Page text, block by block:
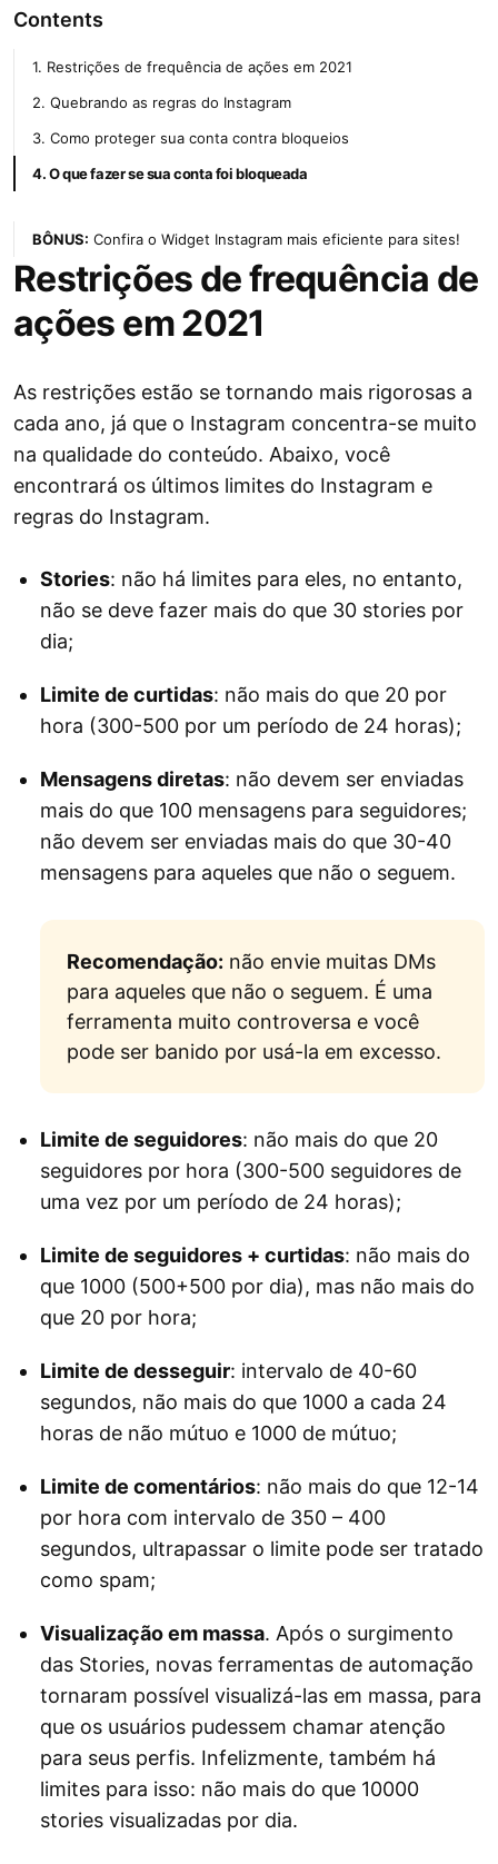
Restrições de frequência de
ações em 2021
As restrições estão se tornando mais rigorosas a
cada ano, já que o Instagram concentra-se muito
na qualidade do conteúdo. Abaixo, você
encontrará os últimos limites do Instagram e
regras do Instagram.
Stories: não há limites para eles, no entanto,
não se deve fazer mais do que 30 stories por
dia;
Limite de curtidas: não mais do que 20 por
hora (300-500 por um período de 24 horas);
Mensagens diretas: não devem ser enviadas
mais do que 100 mensagens para seguidores;
não devem ser enviadas mais do que 30-40
mensagens para aqueles que não o seguem.
Recomendação: não envie muitas DMs
para aqueles que não o seguem. É uma
ferramenta muito controversa e você
pode ser banido por usá-la em excesso.
Limite de seguidores: não mais do que 20
seguidores por hora (300-500 seguidores de
uma vez por um período de 24 horas);
Limite de seguidores + curtidas: não mais do
que 1000 (500+500 por dia), mas não mais do
que 20 por hora;
Limite de desseguir: intervalo de 40-60
segundos, não mais do que 1000 a cada 24
horas de não mútuo e 1000 de mútuo;
Limite de comentários: não mais do que 12-14
por hora com intervalo de 350 – 400
segundos, ultrapassar o limite pode ser tratado
como spam;
Visualização em massa. Após o surgimento
das Stories, novas ferramentas de automação
tornaram possível visualizá-las em massa, para
que os usuários pudessem chamar atenção
para seus perfis. Infelizmente, também há
limites para isso: não mais do que 10000
stories visualizadas por dia.
Contents
1. Restrições de frequência de ações em 2021
2. Quebrando as regras do Instagram
3. Como proteger sua conta contra bloqueios
4. O que fazer se sua conta foi bloqueada
BÔNUS: Confira o Widget Instagram mais eficiente para sites!